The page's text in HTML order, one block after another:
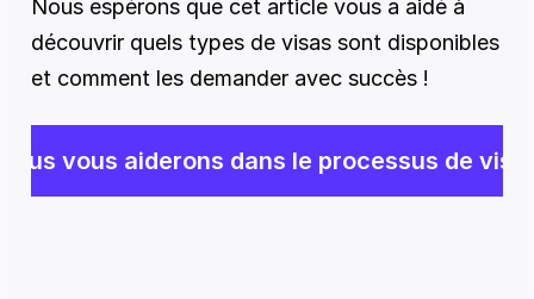
Nous espérons que cet article vous a aidé à
découvrir quels types de visas sont disponibles
et comment les demander avec succès !
vous aiderons dans le processus de